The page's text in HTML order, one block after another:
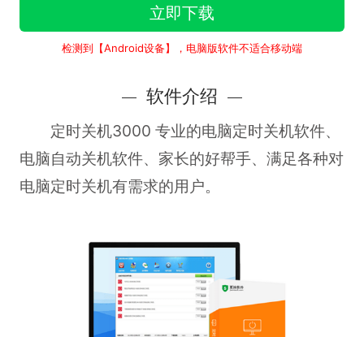
立即下载
检测到【Android设备】，电脑版软件不适合移动端
软件介绍
定时关机3000 专业的电脑定时关机软件、
电脑自动关机软件、家长的好帮手、满足各种对
电脑定时关机有需求的用户。